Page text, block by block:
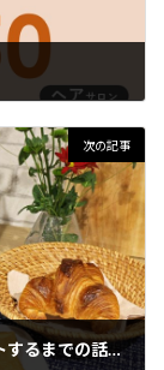
次の記事
パナソニックのオーブントースターが ヒットするまでの話。